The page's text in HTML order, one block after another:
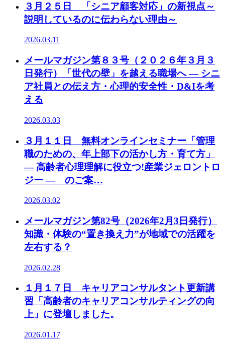
３月２５日 「シニア顧客対応」の新視点～
説明しているのに伝わらない理由～
2026.03.11
メールマガジン第８３号（２０２６年３月３
日発行）「世代の壁」を越える職場へ ― シニ
ア社員との伝え方・心理的安全性・D&Iを考
える
2026.03.03
３月１１日 無料オンラインセミナー「管理
職のための、年上部下の活かし方・育て方」
― 高齢者心理理解に役立つ!産業ジェロントロ
ジー ― のご案…
2026.03.02
メールマガジン第82号（2026年2月3日発行）
知識・体験の“置き換え力”が地域での活躍を
左右する？
2026.02.28
１月１７日 キャリアコンサルタント更新講
習「高齢者のキャリアコンサルティングの向
上」に登壇しました。
2026.01.17